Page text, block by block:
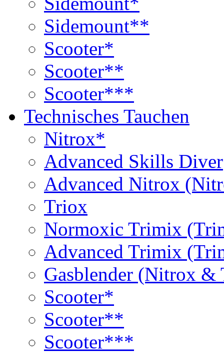
Sidemount**
Scooter*
Scooter**
Scooter***
Technisches Tauchen
Nitrox*
Advanced Skills Diver
Advanced Nitrox
Triox
Normoxic Trimix
Advanced Trimix
Gasblender (Nitrox
Scooter*
Scooter**
Scooter***